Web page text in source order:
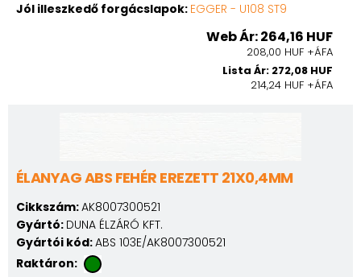
Jól illeszkedő forgácslapok: EGGER - U108 ST9
Web Ár: 264,16 HUF
208,00 HUF +ÁFA
Lista Ár: 272,08 HUF
214,24 HUF +ÁFA
ÉLANYAG ABS FEHÉR EREZETT 21X0,4MM
Cikkszám:AK8007300521
Gyártó: DUNA ÉLZÁRÓ KFT.
Gyártói kód:ABS 103E/AK8007300521
Raktáron: